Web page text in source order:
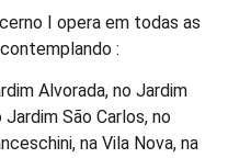
I opera em todas as
:
Alvorada, no Jardim
São Carlos, no
na Vila Nova, na